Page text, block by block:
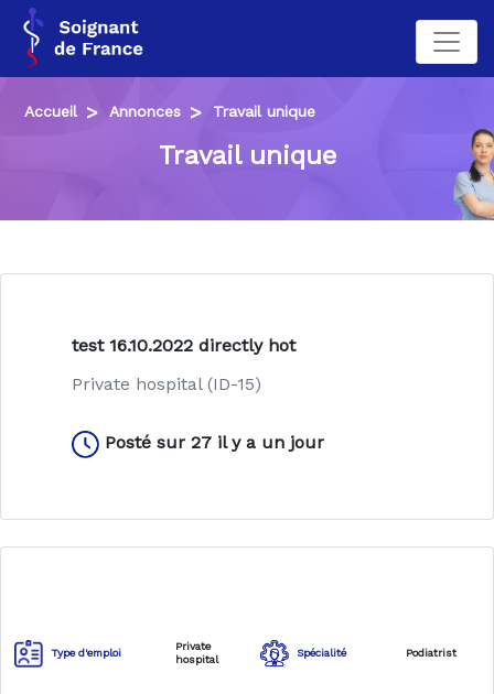
Accueil Annonces Travail unique
Travail unique
test 16.10.2022 directly hot
Private hospital (ID-15)
Posté sur 27 il y a un jour
Type d'emploi
Private
hospital
Spécialité Podiatrist